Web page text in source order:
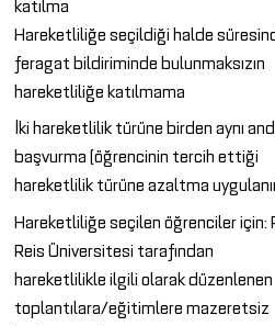
Hareketliliğe seçildiği halde
feragat bildiriminde bulunmaksızın
hareketliliğe katılmama
İki hareketlilik türüne birden aynı
başvurma (öğrencinin tercih ettiği
hareketlilik türüne azaltma
Hareketliliğe seçilen öğrenciler için:
Reis Üniversitesi tarafından
hareketlilikle ilgili olarak düzenlenen
toplantılara/eğitimlere mazeretsiz